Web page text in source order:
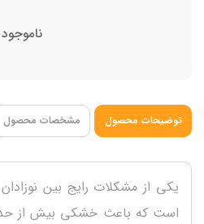
ناموجود
توضیحات محصول مشخصات محصول
یکی از مشکلات رایج بین
است که باعث خشکی بیش از